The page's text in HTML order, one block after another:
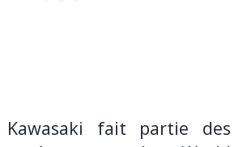
Kawasaki fait partie des